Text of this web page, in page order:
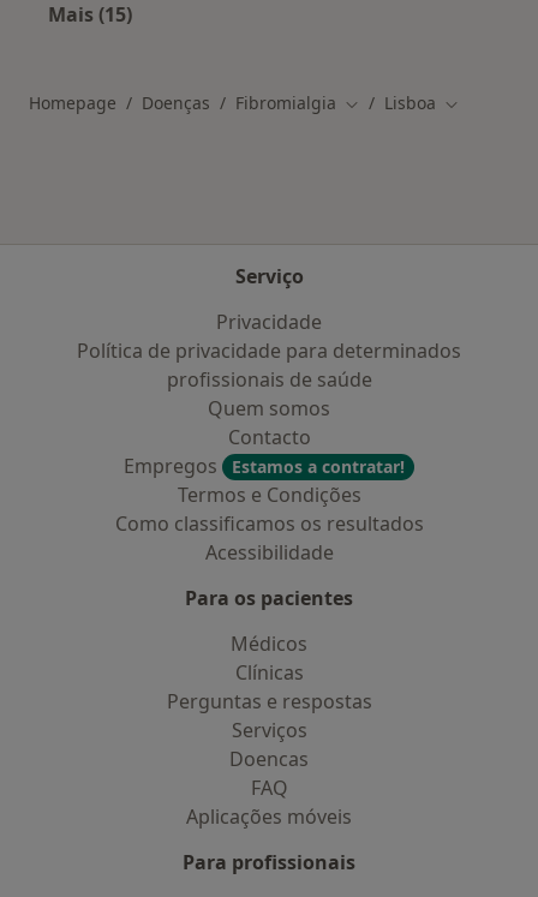
Mais (15)
Homepage Doenças Fibromialgia Mudar de cidade
Lisboa Mudar de
Serviço
Privacidade
Política de privacidade para determinados
profissionais de saúde
Quem somos
Contacto
Empregos
Estamos a contratar!
Termos e Condições
Como classificamos os resultados
Acessibilidade
Para os pacientes
Médicos
Clínicas
Perguntas e respostas
Serviços
Doencas
FAQ
Aplicações móveis
Para profissionais